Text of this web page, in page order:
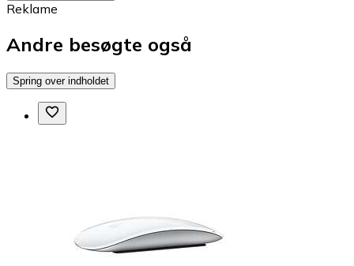
Reklame
Andre besøgte også
Spring over indholdet